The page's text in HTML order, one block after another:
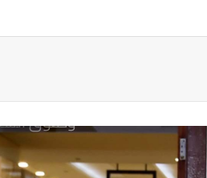
يدعو الى
فى مجالات
والتليفزيون
الرقمي